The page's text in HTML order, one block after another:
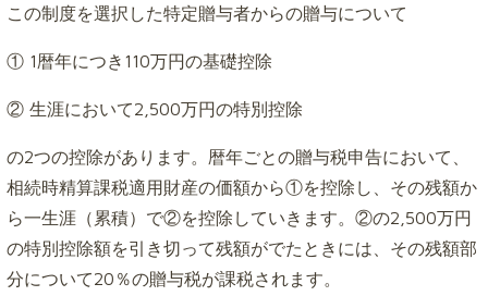
この制度を選択した特定贈与者からの贈与について
① 1暦年につき110万円の基礎控除
② 生涯において2,500万円の特別控除
の2つの控除があります。暦年ごとの贈与税申告において、
相続時精算課税適用財産の価額から①を控除し、その残額か
ら一生涯（累積）で②を控除していきます。②の2,500万円
の特別控除額を引き切って残額がでたときには、その残額部
分について20％の贈与税が課税されます。